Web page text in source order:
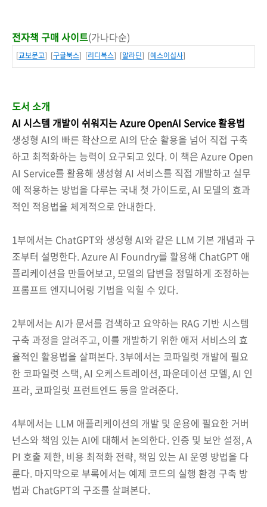
전자책 구매 사이트(가나다순)
[교보문고] [구글북스] [리디북스] [알라딘] [예스이십사]
도서 소개
AI 시스템 개발이 쉬워지는 Azure OpenAI Service 활용법
생성형 AI의 빠른 확산으로 AI의 단순 활용을 넘어 직접 구축
하고 최적화하는 능력이 요구되고 있다. 이 책은 Azure Open
AI Service를 활용해 생성형 AI 서비스를 직접 개발하고 실무
에 적용하는 방법을 다루는 국내 첫 가이드로, AI 모델의 효과
적인 적용법을 체계적으로 안내한다.
1부에서는 ChatGPT와 생성형 AI와 같은 LLM 기본 개념과 구
조부터 설명한다. Azure AI Foundry를 활용해 ChatGPT 애
플리케이션을 만들어보고, 모델의 답변을 정밀하게 조정하는
프롬프트 엔지니어링 기법을 익힐 수 있다.
2부에서는 AI가 문서를 검색하고 요약하는 RAG 기반 시스템
구축 과정을 알려주고, 이를 개발하기 위한 애저 서비스의 효
율적인 활용법을 살펴본다. 3부에서는 코파일럿 개발에 필요
한 코파일럿 스택, AI 오케스트레이션, 파운데이션 모델, AI 인
프라, 코파일럿 프런트엔드 등을 알려준다.
4부에서는 LLM 애플리케이션의 개발 및 운용에 필요한 거버
넌스와 책임 있는 AI에 대해서 논의한다. 인증 및 보안 설정, A
PI 호출 제한, 비용 최적화 전략, 책임 있는 AI 운영 방법을 다
룬다. 마지막으로 부록에서는 예제 코드의 실행 환경 구축 방
법과 ChatGPT의 구조를 살펴본다.